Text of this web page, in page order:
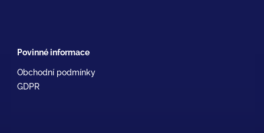
Povinné informace
Obchodní podmínky
GDPR